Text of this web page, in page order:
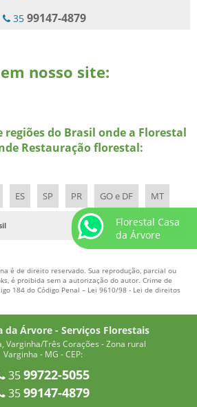
ORNAMENTAIS
PREÇO
35 99147-4879
nosso site:
regiões do Brasil onde a Florestal
Restauração florestal:
ES SP PR GO e DF MT
é de direito reservado. Sua reprodução, parcial ou
é proibida sem a autorização do autor. Crime de
184 do Código Penal – Lei 9610/98 - Lei de direitos
da Árvore - Serviços Florestais
Varginha/Três Corações - Zona rural
Varginha - MG - CEP:
3599722-5055
3599147-4879
Florestal Casa
da Árvore